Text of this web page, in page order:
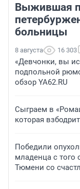
Выжившая
больницы
8 августа 16 303
«Девчонки, вы
подпольной
обзор YA62.RU
Сыграем в
которая
Победили
младенца с того
Тюмени со